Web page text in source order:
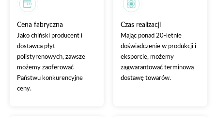
Cena fabryczna
Jako chiński producent i
dostawca płyt
polistyrenowych, zawsze
możemy zaoferować
Państwu konkurencyjne
ceny.
Czas realizacji
Mając ponad 20-letnie
doświadczenie w produkcji i
eksporcie, możemy
zagwarantować terminową
dostawę towarów.